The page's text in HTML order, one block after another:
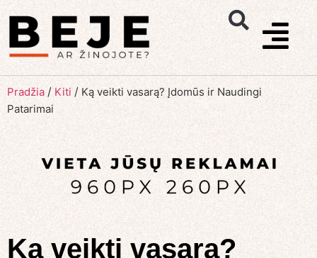
Pradžia / Kiti / Ką veikti vasarą? Įdomūs ir Naudingi
Patarimai
Ką veikti vasarą?